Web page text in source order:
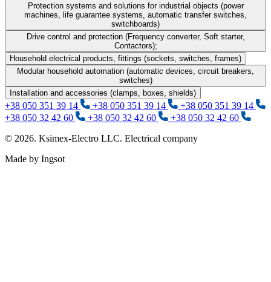
Protection systems and solutions for industrial objects (power
machines, life guarantee systems, automatic transfer switches,
switchboards)
Drive control and protection (Frequency converter, Soft starter,
Contactors);
Household electrical products, fittings (sockets, switches, frames)
Modular household automation (automatic devices, circuit breakers,
switches)
Installation and accessories (clamps, boxes, shields)
+38 050 351 39 14 +38 050 351 39 14
+38 050 351 39 14
+38 050 32 42 60
+38 050 32 42 60
+38 050 32 42 60
© 2026. Ksimex-Electro LLC. Electrical company
Made by Ingsot